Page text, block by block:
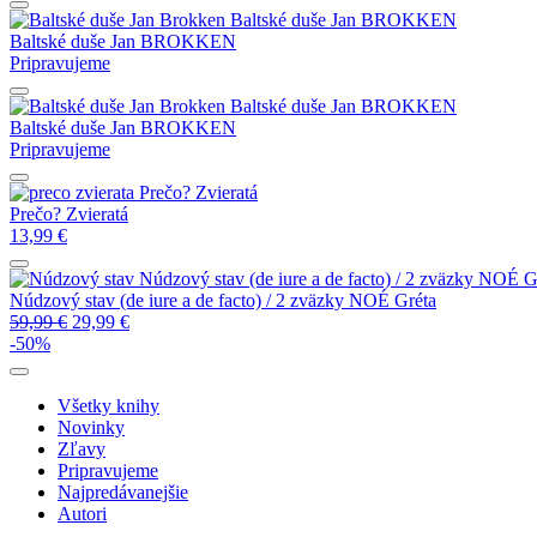
Baltské duše Jan BROKKEN
Baltské duše Jan BROKKEN
Pripravujeme
Baltské duše Jan BROKKEN
Baltské duše Jan BROKKEN
Pripravujeme
Prečo? Zvieratá
Prečo? Zvieratá
13,99 €
Núdzový stav (de iure a de facto) / 2 zväzky NOÉ
Núdzový stav (de iure a de facto) / 2 zväzky NOÉ Gréta
59,99€ 29,99 €
-50%
Všetky knihy
Novinky
Zľavy
Pripravujeme
Najpredávanejšie
Autori